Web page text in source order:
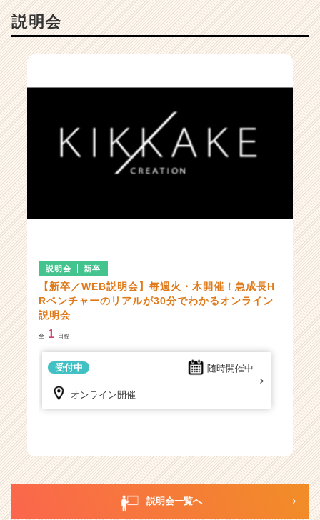
ン
企
業
か
ら
就
活
ト
キ
ャ
（C
e
e
説明会
説明会 新卒
【新卒／WEB説明会】毎週火・木開催！急成長H
Rベンチャーのリアルが30分でわかるオンライン
説明会
全 1 日程
随時開催中
受付中
オンライン開催
説明会一覧へ